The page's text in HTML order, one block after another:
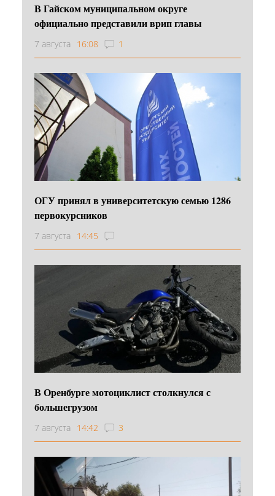
В Гайском муниципальном округе
официально представили врип главы
7 августа 16:08 1
ОГУ принял в университетскую семью 1286
первокурсников
7 августа 14:45
В Оренбурге мотоциклист столкнулся с
большегрузом
7 августа 14:42 3